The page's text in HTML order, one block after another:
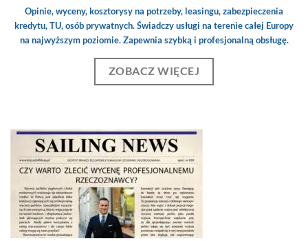
Opinie, wyceny, kosztorysy na potrzeby, leasingu, zabezpieczenia
kredytu, TU, osób prywatnych. Świadczy usługi na terenie całej Europy
na najwyższym poziomie. Zapewnia szybką i profesjonalną obsługę.
ZOBACZ WIĘCEJ